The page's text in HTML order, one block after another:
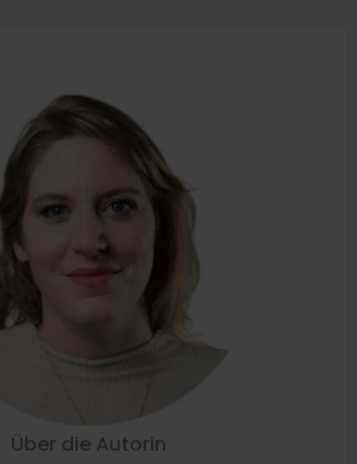
Über die Autorin